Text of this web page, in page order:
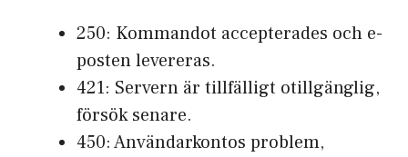
250: Kommandot accepterades och e-
posten levereras.
421: Servern är tillfälligt otillgänglig,
försök senare.
450: Användarkontos problem,